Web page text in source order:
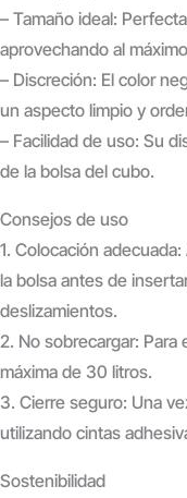
– Tamaño ideal:
aprovechando al
– Discreción: El color
un aspecto limpio y
– Facilidad de uso: Su
de la bolsa del cubo.
Consejos de uso
1. Colocación
la bolsa antes de
deslizamientos.
2. No sobrecargar: Para
máxima de 30 litros.
3. Cierre seguro: Una
utilizando cintas
Sostenibilidad